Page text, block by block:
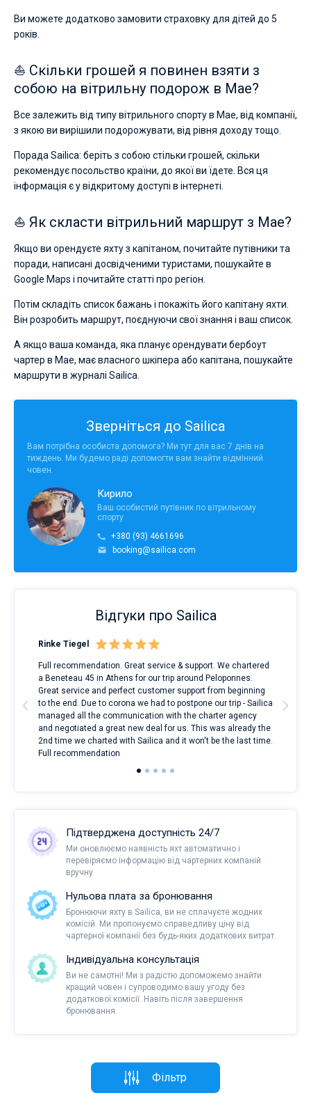
Ви можете додатково замовити страховку для дітей до 5
років.
⛵ Скільки грошей я повинен взяти з
собою на вітрильну подорож в Мае?
Все залежить від типу вітрильного спорту в Мае, від компанії,
з якою ви вирішили подорожувати, від рівня доходу тощо.
Порада Sailica: беріть з собою стільки грошей, скільки
рекомендує посольство країни, до якої ви їдете. Вся ця
інформація є у відкритому доступі в інтернеті.
⛵ Як скласти вітрильний маршрут з Мае?
Якщо ви орендуєте яхту з капітаном, почитайте путівники та
поради, написані досвідченими туристами, пошукайте в
Google Maps і почитайте статті про регіон.
Потім складіть список бажань і покажіть його капітану яхти.
Він розробить маршрут, поєднуючи свої знання і ваш список.
А якщо ваша команда, яка планує орендувати бербоут
чартер в Мае, має власного шкіпера або капітана, пошукайте
маршрути в журналі Sailica.
Зверніться до Sailica
Вам потрібна особиста допомога? Ми тут для вас 7 днів на
тиждень. Ми будемо раді допомогти вам знайти відмінний
човен.
Кирило
Ваш особистий путівник по вітрильному
спорту
+380 (93) 4661696
booking@sailica.com
Відгуки про Sailica
Rinke Tiegel
Full recommendation. Great service & support. We chartered
a Beneteau 45 in Athens for our trip around Peloponnes.
Great service and perfect customer support from beginning
to the end. Due to corona we had to postpone our trip - Sailica
managed all the communication with the charter agency
and negotiated a great new deal for us. This was already the
2nd time we charted with Sailica and it won't be the last time.
Full recommendation
Підтверджена доступність 24/7
Ми оновлюємо наявність яхт автоматично і
перевіряємо інформацію від чартерних компаній
вручну
Нульова плата за бронювання
Бронюючи яхту в Sailica, ви не сплачуєте жодних
комісій. Ми пропонуємо справедливу ціну від
чартерної компанії без будь-яких додаткових витрат.
Індивідуальна консультація
Ви не самотні! Ми з радістю допоможемо знайти
кращий човен і супроводимо вашу угоду без
додаткової комісії. Навіть після завершення
бронювання.
Фільтр